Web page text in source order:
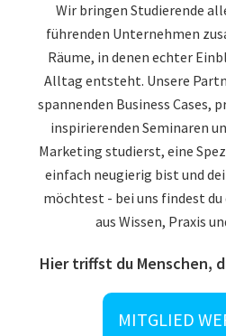
Wir bringen Studierende
führenden Unternehmen
Räume, in denen echter
Alltag entsteht. Unsere
spannenden Business Cases,
inspirierenden Seminaren
Marketing studierst, eine
einfach neugierig bist und
möchtest - bei uns findest
aus Wissen, Praxis
Hier triffst du Menschen,
MITGLIED